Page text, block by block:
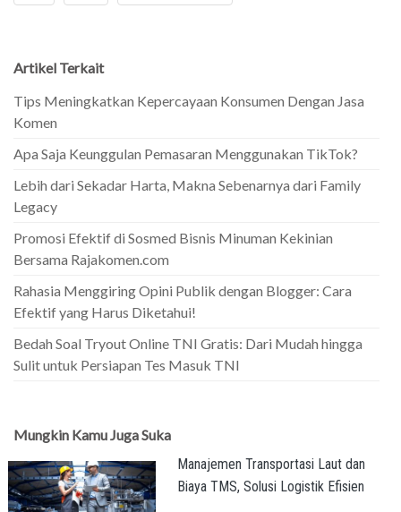
Artikel Terkait
Tips Meningkatkan Kepercayaan Konsumen Dengan Jasa
Komen
Apa Saja Keunggulan Pemasaran Menggunakan TikTok?
Lebih dari Sekadar Harta, Makna Sebenarnya dari Family
Legacy
Promosi Efektif di Sosmed Bisnis Minuman Kekinian
Bersama Rajakomen.com
Rahasia Menggiring Opini Publik dengan Blogger: Cara
Efektif yang Harus Diketahui!
Bedah Soal Tryout Online TNI Gratis: Dari Mudah hingga
Sulit untuk Persiapan Tes Masuk TNI
Mungkin Kamu Juga Suka
Manajemen Transportasi Laut dan
Biaya TMS, Solusi Logistik Efisien